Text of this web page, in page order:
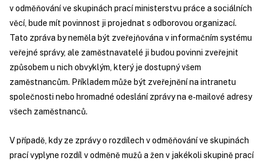
v odměňování ve skupinách prací ministerstvu práce a sociálních
věcí, bude mít povinnost ji projednat s odborovou organizací.
Tato zpráva by neměla být zveřejňována v informačním systému
veřejné správy, ale zaměstnavatelé ji budou povinni zveřejnit
způsobem u nich obvyklým, který je dostupný všem
zaměstnancům. Příkladem může být zveřejnění na intranetu
společnosti nebo hromadné odeslání zprávy na e‑mailové adresy
všech zaměstnanců.
V případě, kdy ze zprávy o rozdílech v odměňování ve skupinách
prací vyplyne rozdíl v odměně mužů a žen v jakékoli skupině prací